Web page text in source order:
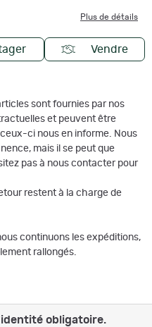
Plus de détails
Vendre
sont fournies par nos
et peuvent être
ci nous en informe. Nous
mais il se peut que
pas à nous contacter pour
restent à la charge de
continuons les expéditions,
rallongés.
obligatoire.